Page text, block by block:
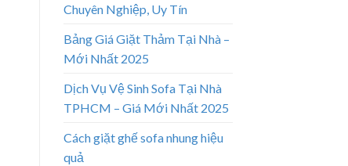
Chuyên Nghiệp, Uy Tín
Bảng Giá Giặt Thảm Tại Nhà –
Mới Nhất 2025
Dịch Vụ Vệ Sinh Sofa Tại Nhà
TPHCM – Giá Mới Nhất 2025
Cách giặt ghế sofa nhung hiệu
quả